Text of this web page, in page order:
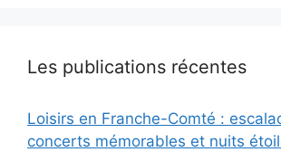
Les publications récentes
Loisirs en Franche-Comté :
concerts mémorables et nuits